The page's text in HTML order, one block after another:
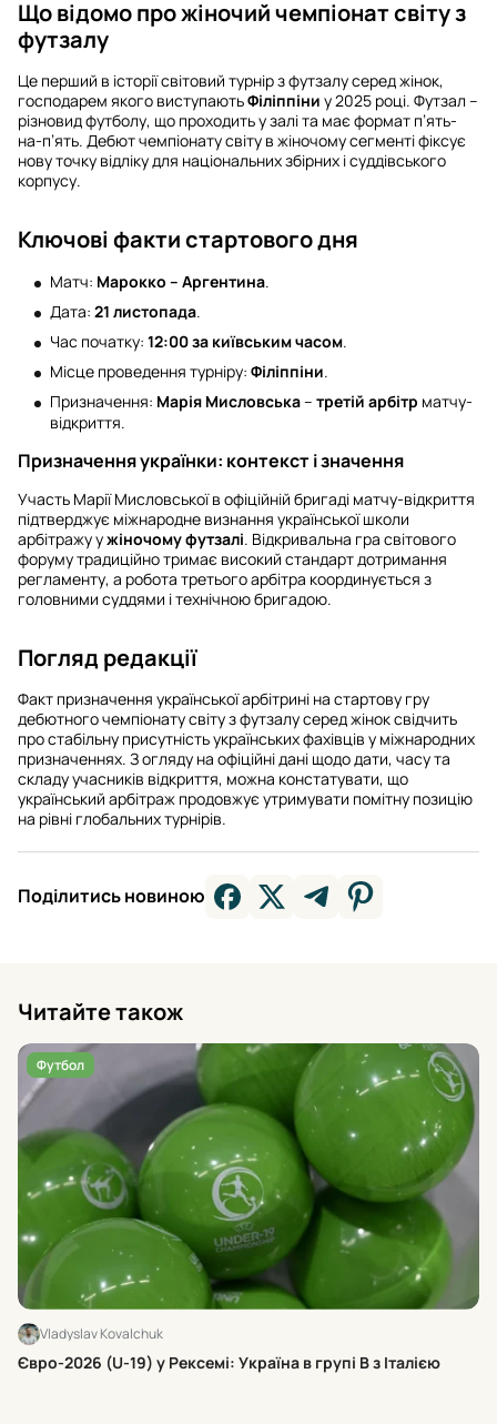
Що відомо про жіночий чемпіонат світу з
футзалу
Це перший в історії світовий турнір з футзалу серед жінок,
господарем якого виступаютьФіліппіни у 2025 році. Футзал –
різновид футболу, що проходить у залі та має формат п’ять-
на-п’ять. Дебют чемпіонату світу в жіночому сегменті фіксує
нову точку відліку для національних збірних і суддівського
корпусу.
Ключові факти стартового дня
Матч: Марокко – Аргентина.
Дата: 21 листопада.
Час початку: 12:00 за київським часом.
Місце проведення турніру: Філіппіни.
Призначення: Марія Мисловська– третій арбітр матчу-
відкриття.
Призначення українки: контекст і значення
Участь Марії Мисловської в офіційній бригаді матчу-відкриття
підтверджує міжнародне визнання української школи
арбітражу ужіночому футзалі. Відкривальна гра світового
форуму традиційно тримає високий стандарт дотримання
регламенту, а робота третього арбітра координується з
головними суддями і технічною бригадою.
Погляд редакції
Факт призначення української арбітрині на стартову гру
дебютного чемпіонату світу з футзалу серед жінок свідчить
про стабільну присутність українських фахівців у міжнародних
призначеннях. З огляду на офіційні дані щодо дати, часу та
складу учасників відкриття, можна констатувати, що
український арбітраж продовжує утримувати помітну позицію
на рівні глобальних турнірів.
Поділитись новиною
Читайте також
Футбол
Vladyslav Kovalchuk
Євро-2026 (U-19) у Рексемі: Україна в групі В з Італією